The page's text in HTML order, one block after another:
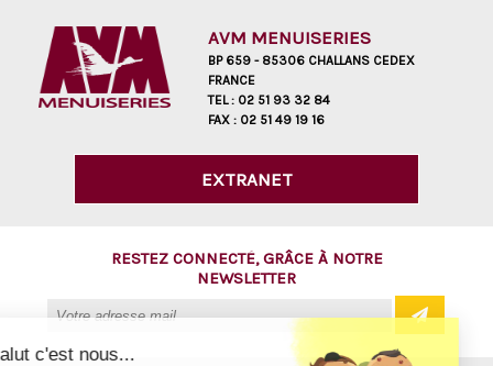
AVM MENUISERIES
BP 659 - 85306 CHALLANS CEDEX
FRANCE
TEL : 02 51 93 32 84
FAX : 02 51 49 19 16
EXTRANET
RESTEZ CONNECTÉ, GRÂCE À NOTRE
NEWSLETTER
Salut c'est nous...